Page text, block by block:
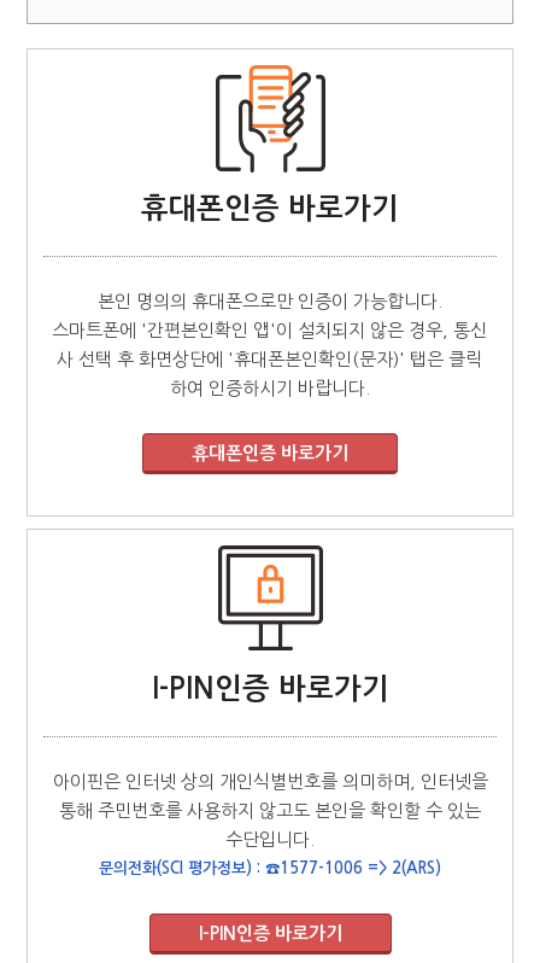
휴대폰인증 바로가기
본인 명의의 휴대폰으로만 인증이 가능합니다.
스마트폰에 '간편본인확인 앱'이 설치되지 않은 경우, 통신
사 선택 후 화면상단에 '휴대폰본인확인(문자)' 탭은 클릭
하여 인증하시기 바랍니다.
I-PIN인증 바로가기
아이핀은 인터넷 상의 개인식별번호를 의미하며, 인터넷을
통해 주민번호를 사용하지 않고도 본인을 확인할 수 있는
수단입니다.
문의전화(SCI 평가정보) : ☎1577-1006 => 2(ARS)